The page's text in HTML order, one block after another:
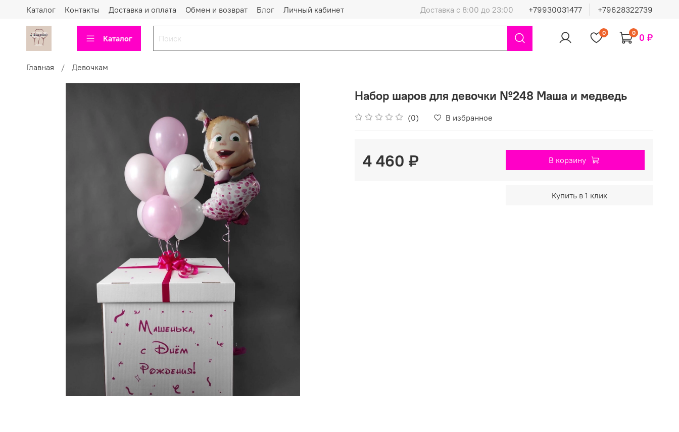
Каталог Контакты Доставка и оплата Обмен и возврат Блог Личный кабинет Доставка с 8:00 до 23:00 +79930031477 +79628322739
Каталог
0 0 0 ₽
Главная Девочкам
Набор шаров для девочки №248 Маша и медведь
(0) В избранное
4 460 ₽ В корзину
Купить в 1 клик